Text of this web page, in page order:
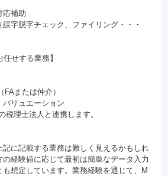
応補助
誤字脱字チェック、ファイリング・・・
任せする業務】
FAまたは仲介）
バリュエーション
理士法人と連携します。
記に記載する業務は難しく見えるかもしれ
の経験値に応じて最初は簡単なデータ入力
想定しています。業務経験を通じて、M